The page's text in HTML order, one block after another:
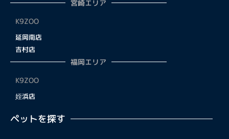
宮崎エリア
K9ZOO
延岡南店
吉村店
福岡エリア
K9ZOO
姪浜店
ペットを探す